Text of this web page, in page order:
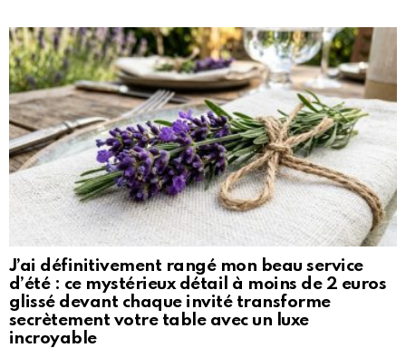
J’ai définitivement rangé mon beau service
d’été : ce mystérieux détail à moins de 2 euros
glissé devant chaque invité transforme
secrètement votre table avec un luxe
incroyable